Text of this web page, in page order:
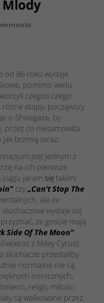
Mlody
od 86 roku wydaje
pomimo wielu
czegoś czego
etapy, począwszy
o Shoegaze, by
przez co niesamowita
brzmią teraz.
jest jednym z
na ich pierwsze
ciągu jaramsiętakimi
czy„Can’t Stop The
ale ze
wydaje się
że goście mają
Side Of The Moon”
z Miley Cyrus).
słuchacze przestaliby
normalne nie są.
ironicznych,
religii, miłości
są wałkowane przez